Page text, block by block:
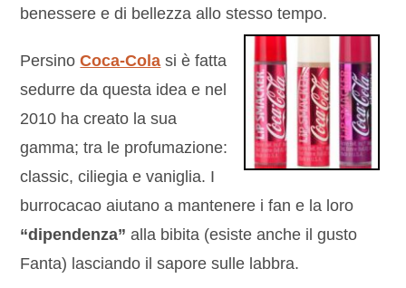
benessere e di bellezza allo stesso tempo.
PersinoCoca-Cola si è fatta
sedurre da questa idea e nel
2010 ha creato la sua
gamma; tra le profumazione:
classic, ciliegia e vaniglia. I
burrocacao aiutano a mantenere i fan e la loro
“dipendenza” alla bibita (esiste anche il gusto
Fanta) lasciando il sapore sulle labbra.